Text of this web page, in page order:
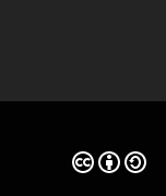
Creative
(Dış